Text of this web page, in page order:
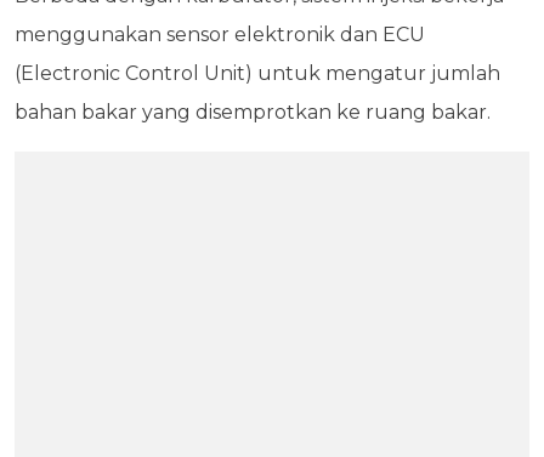
menggunakan sensor elektronik dan ECU
(Electronic Control Unit) untuk mengatur jumlah
bahan bakar yang disemprotkan ke ruang bakar.